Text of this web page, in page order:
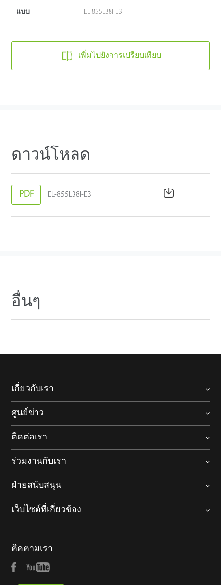
แบบ EL-855L38I-E3
เพิ่มไปยังการเปรียบเทียบ
ดาวน์โหลด
PDF EL-855L38I-E3
อื่นๆ
เกี่ยวกับเรา
ศูนย์ข่าว
ติดต่อเรา
ร่วมงานกับเรา
ฝ่ายสนับสนุน
เว็บไซต์ที่เกี่ยวข้อง
ติดตามเรา